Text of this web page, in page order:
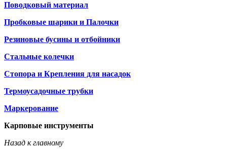
Поводковый материал
Пробковые шарики и Палочки
Резиновые бусины и отбойники
Стальные колечки
Стопора и Крепления для насадок
Термоусадочные трубки
Маркерование
Карповые инструменты
Назад к главному